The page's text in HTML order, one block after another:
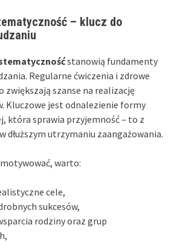
– klucz do
stanowią fundamenty
Regularne ćwiczenia i zdrowe
zwiększają szanse na realizację
Kluczowe jest odnalezienie formy
która sprawia przyjemność – to z
dłuższym utrzymaniu zaangażowania.
warto:
cele,
sukcesów,
rodziny oraz grup